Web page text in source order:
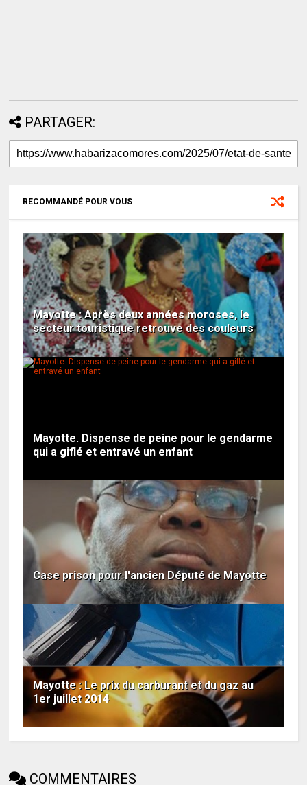
PARTAGER:
RECOMMANDÉ POUR VOUS
Mayotte : Après deux années moroses, le
secteur touristique retrouve des couleurs
Mayotte. Dispense de peine pour le gendarme
qui a giflé et entravé un enfant
Case prison pour l'ancien Député de Mayotte
Mayotte : Le prix du carburant et du gaz au
1er juillet 2014
COMMENTAIRES